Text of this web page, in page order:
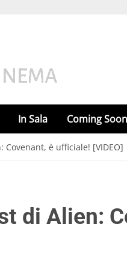
In Sala Coming Soon
Covenant, è ufficiale! [VIDEO]
di Alien: